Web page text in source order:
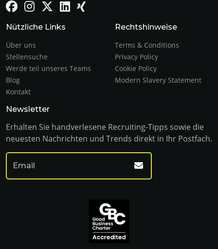
Nützliche Links
Über uns
Stellensuche
Werde teil unseres Teams
Blog
Kontakt
Rechtshinweise
Terms & Conditions
Privacy Policy
Cookie Policy
Modern Slavery Statement
Newsletter
Erhalten Sie handverlesene Recruiting-Tipps sowie die
neuesten Nachrichten und Trends direkt in Ihr Postfach.